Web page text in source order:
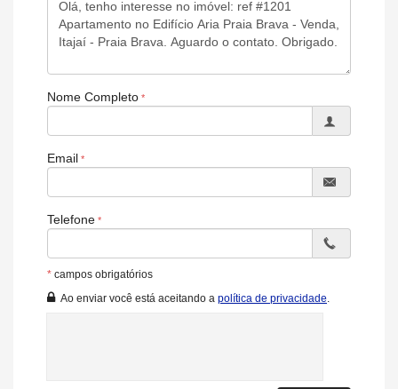
Playground
Brinquedoteca
Automação Predial
Bicicletário
Elevador
Pìscina Térmica
Sala de Reunião
Entrada para Banhistas
Estar Social
Acessibilidade para PNE
Nome Completo
Email
Telefone
* campos obrigatórios
Ao enviar você está aceitando a política de privacidade